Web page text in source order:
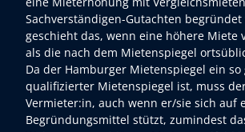
Sachverständigen-Gutachten
geschieht das, wenn eine höhere Miete
als die nach dem Mietenspiegel
Da der Hamburger Mietenspiegel ein
qualifizierter Mietenspiegel ist, muss
Vermieter:in, auch wenn er/sie sich auf
Begründungsmittel stützt, zumindest